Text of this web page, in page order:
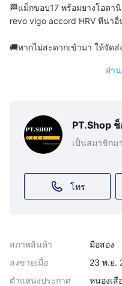
🏁แม็กขอบ17 พร้อมยางโอตา
revo vigo accord HRV ทีน่า
🚚หากไม่สะดวกเข้ามา ให้จัด
อ่า
PT.Shop
เป็นสมาชิกม
โทร
สภาพสินค้า
มือสอง
ลงขายเมื่อ
23 พ.ย.
ตำแหน่งประกาศ
หนองเ